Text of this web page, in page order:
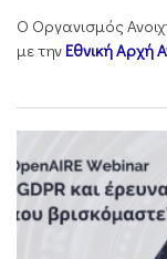
Ο Οργανισμός
με την Εθνική Αρχή